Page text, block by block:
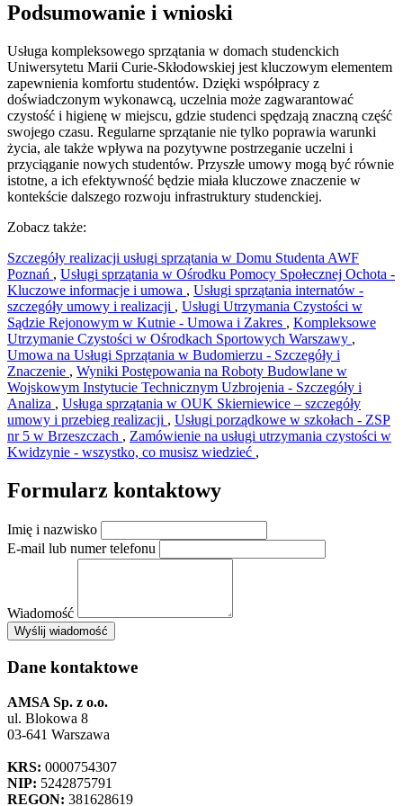
Podsumowanie i wnioski
Usługa kompleksowego sprzątania w domach studenckich
Uniwersytetu Marii Curie-Skłodowskiej jest kluczowym elementem
zapewnienia komfortu studentów. Dzięki współpracy z
doświadczonym wykonawcą, uczelnia może zagwarantować
czystość i higienę w miejscu, gdzie studenci spędzają znaczną część
swojego czasu. Regularne sprzątanie nie tylko poprawia warunki
życia, ale także wpływa na pozytywne postrzeganie uczelni i
przyciąganie nowych studentów. Przyszłe umowy mogą być równie
istotne, a ich efektywność będzie miała kluczowe znaczenie w
kontekście dalszego rozwoju infrastruktury studenckiej.
Zobacz także:
Szczegóły realizacji usługi sprzątania w Domu Studenta AWF
Poznań , Usługi sprzątania w Ośrodku Pomocy Społecznej Ochota -
Kluczowe informacje i umowa , Usługi sprzątania internatów -
szczegóły umowy i realizacji , Usługi Utrzymania Czystości w
Sądzie Rejonowym w Kutnie - Umowa i Zakres , Kompleksowe
Utrzymanie Czystości w Ośrodkach Sportowych Warszawy ,
Umowa na Usługi Sprzątania w Budomierzu - Szczegóły i
Znaczenie , Wyniki Postępowania na Roboty Budowlane w
Wojskowym Instytucie Technicznym Uzbrojenia - Szczegóły i
Analiza , Usługa sprzątania w OUK Skierniewice – szczegóły
umowy i przebieg realizacji , Usługi porządkowe w szkołach - ZSP
nr 5 w Brzeszczach , Zamówienie na usługi utrzymania czystości w
Kwidzynie - wszystko, co musisz wiedzieć ,
Formularz kontaktowy
Imię i nazwisko
E-mail lub numer telefonu
Wiadomość
Wyślij wiadomośćAMSA Sp. z o.o. - ul. Blokowa 8, Warszawa
+
−
Dane kontaktowe
AMSA Sp. z o.o.
ul. Blokowa 8
03-641 Warszawa
KRS: 0000754307
NIP: 5242875791
REGON: 381628619